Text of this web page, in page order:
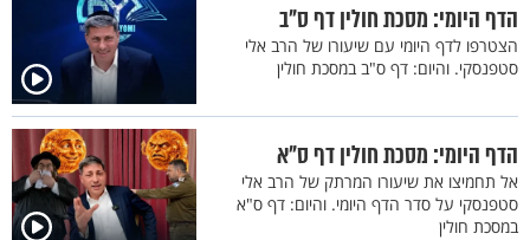
הדף היומי: מסכת חולין דף ס"ב
הצטרפו לדף היומי עם שיעורו של הרב אלי
סטפנסקי. והיום: דף ס"ב במסכת חולין
הדף היומי: מסכת חולין דף ס"א
אל תחמיצו את שיעורו המרתק של הרב אלי
סטפנסקי על סדר הדף היומי. והיום: דף ס"א
במסכת חולין